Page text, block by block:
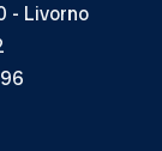
- Livorno